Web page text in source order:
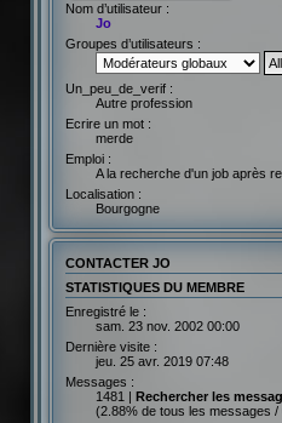
Nom d’utilisateur :
Jo
Groupes d’utilisateurs :
Un_peu_de_verif :
Autre profession
Ecrire un mot :
merde
Emploi :
A la recherche d'un job après
Localisation :
Bourgogne
CONTACTER JO
STATISTIQUES DU MEMBRE
Enregistré le :
sam. 23 nov. 2002 00:00
Dernière visite :
jeu. 25 avr. 2019 07:48
Messages :
1481 | Rechercher les
(2.88% de tous les messages